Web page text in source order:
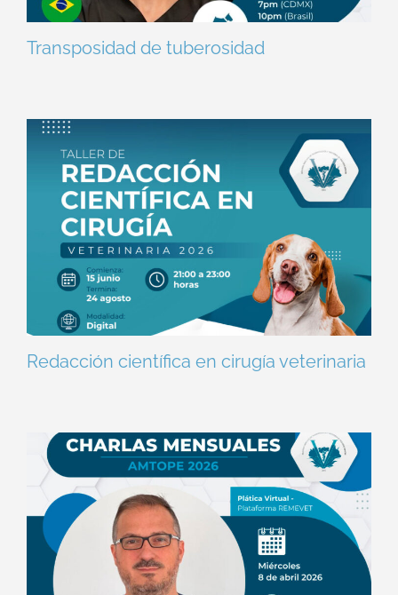
Transposidad de tuberosidad
Redacción científica en cirugía veterinaria